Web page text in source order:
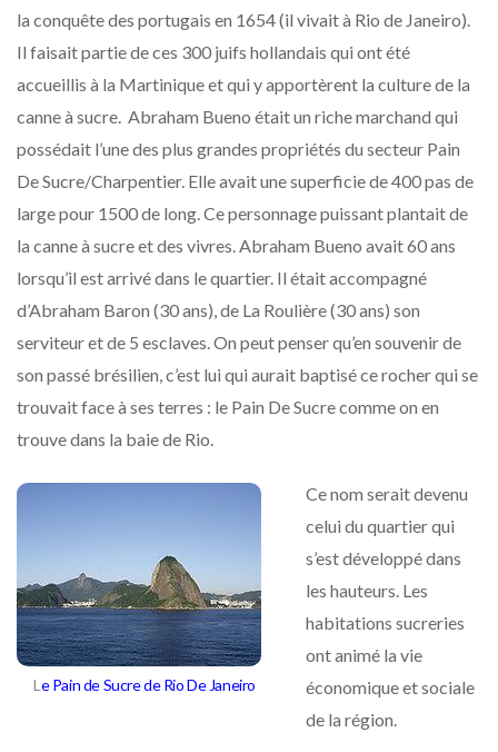
la conquête des portugais en 1654 (il vivait à Rio de Janeiro).
Il faisait partie de ces 300 juifs hollandais qui ont été
accueillis à la Martinique et qui y apportèrent la culture de la
canne à sucre. Abraham Bueno était un riche marchand qui
possédait l’une des plus grandes propriétés du secteur Pain
De Sucre/Charpentier. Elle avait une superficie de 400 pas de
large pour 1500 de long. Ce personnage puissant plantait de
la canne à sucre et des vivres. Abraham Bueno avait 60 ans
lorsqu’il est arrivé dans le quartier. Il était accompagné
d’Abraham Baron (30 ans), de La Roulière (30 ans) son
serviteur et de 5 esclaves. On peut penser qu’en souvenir de
son passé brésilien, c’est lui qui aurait baptisé ce rocher qui se
trouvait face à ses terres : le Pain De Sucre comme on en
trouve dans la baie de Rio.
L e Pain de Sucre de Rio De Janeiro
Ce nom serait devenu
celui du quartier qui
s’est développé dans
les hauteurs. Les
habitations sucreries
ont animé la vie
économique et sociale
de la région.